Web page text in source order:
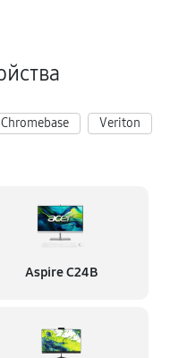
Chromebase Veriton
Aspire C24B